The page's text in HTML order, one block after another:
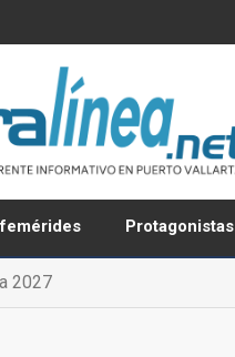
Protagonistas
2027